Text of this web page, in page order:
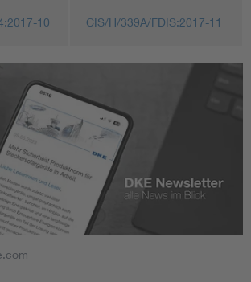
10 CIS/H/339A/FDIS:2017-11